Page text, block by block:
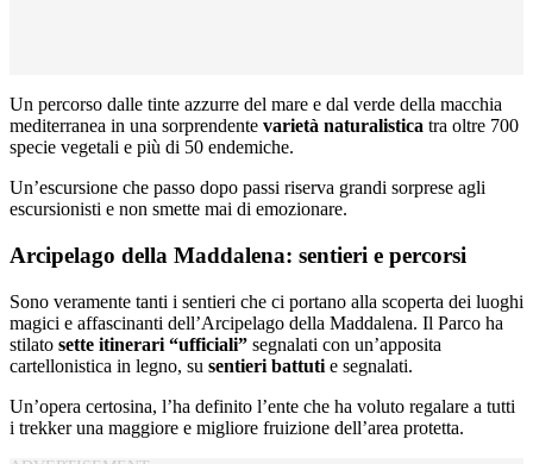
Un percorso dalle tinte azzurre del mare e dal verde della macchia
mediterranea in una sorprendente varietà naturalistica tra oltre 700
specie vegetali e più di 50 endemiche.
Un’escursione che passo dopo passi riserva grandi sorprese agli
escursionisti e non smette mai di emozionare.
Arcipelago della Maddalena: sentieri e percorsi
Sono veramente tanti i sentieri che ci portano alla scoperta dei luoghi
magici e affascinanti dell’Arcipelago della Maddalena. Il Parco ha
stilato sette itinerari “ufficiali” segnalati con un’apposita
cartellonistica in legno, su sentieri battuti e segnalati.
Un’opera certosina, l’ha definito l’ente che ha voluto regalare a tutti
i trekker una maggiore e migliore fruizione dell’area protetta.